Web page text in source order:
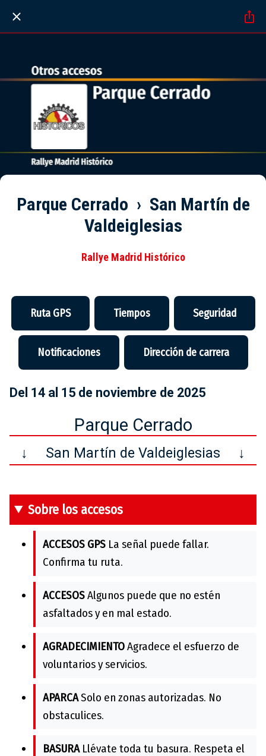
Parque Cerrado › San Martín de
Valdeiglesias
Rallye Madrid Histórico
Ruta GPS Tiempos Seguridad
Notificaciones Dirección de carrera
Del 14 al 15 de noviembre de 2025
Parque Cerrado
↓ San Martín de Valdeiglesias ↓
Sobre los accesos
ACCESOS GPS La señal puede fallar.
Confirma tu ruta.
ACCESOSAlgunos puede que no estén
asfaltados y en mal estado.
AGRADECIMIENTOAgradece el esfuerzo de
voluntarios y servicios.
APARCASolo en zonas autorizadas. No
obstaculices.
BASURALlévate toda tu basura. Respeta el